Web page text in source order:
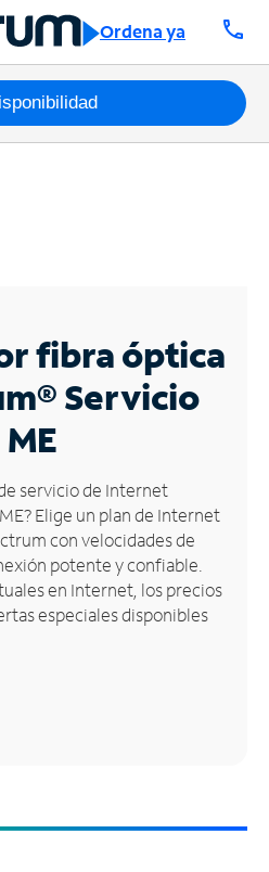
Ordena ya call
fibra óptica
Servicio
servicio de Internet
Elige un plan de Internet
con velocidades de
potente y confiable.
en Internet, los precios
especiales disponibles